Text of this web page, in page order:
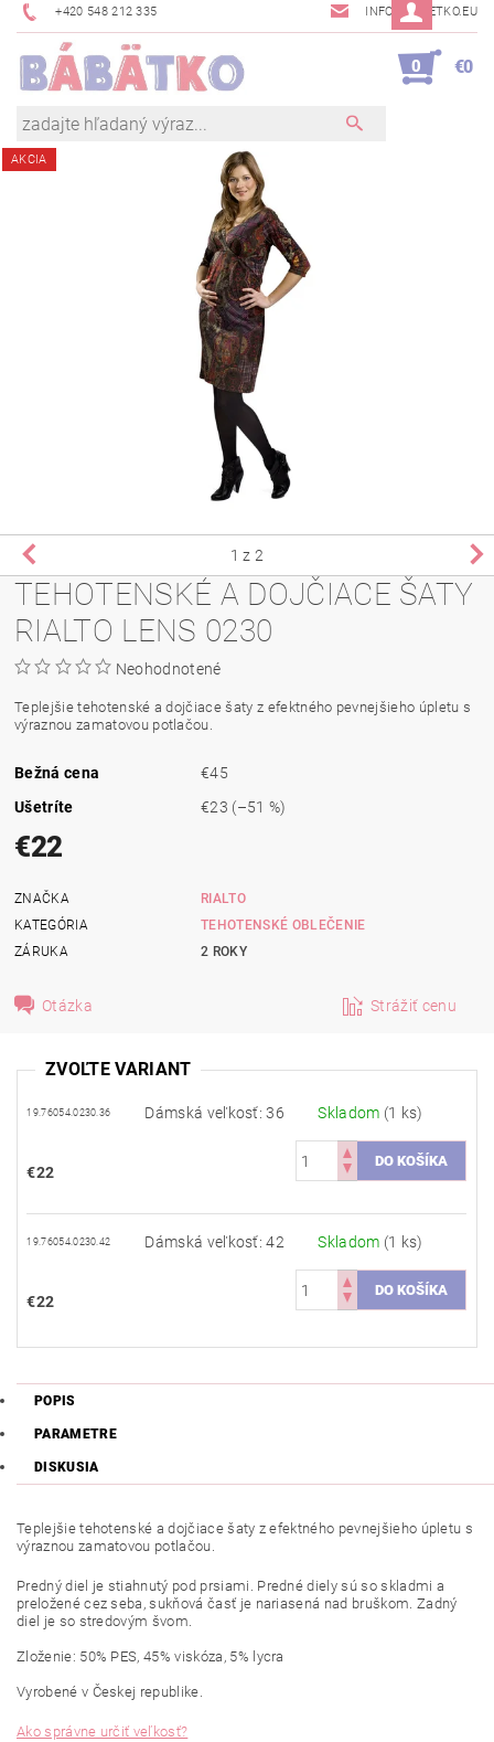
+420 548 212 335 INFO@BABETKO.EU
0 €0
AKCIA
1 z 2
TEHOTENSKÉ A DOJČIACE ŠATY
RIALTO LENS 0230
Neohodnotené
Teplejšie tehotenské a dojčiace šaty z efektného pevnejšieho úpletu s
výraznou zamatovou potlačou.
Bežná cena
€45
Ušetríte
€23 (–51 %)
€22
ZNAČKA
RIALTO
KATEGÓRIA
TEHOTENSKÉ OBLEČENIE
ZÁRUKA
2 ROKY
Otázka Strážiť cenu
ZVOĽTE VARIANT
19.76054.0230.36 Dámská veľkosť: 36 Skladom (1 ks)
€22
19.76054.0230.42 Dámská veľkosť: 42 Skladom (1 ks)
€22
POPIS
PARAMETRE
DISKUSIA
Teplejšietehotenské a dojčiace šaty z efektného pevnejšieho úpletu s
výraznou zamatovou potlačou.
Predný diel je stiahnutý pod prsiami. Predné diely sú so skladmi a
preložené cez seba, sukňová časť je nariasená nad bruškom. Zadný
diel je so stredovým švom.
Zloženie: 50% PES, 45% viskóza, 5% lycra
Vyrobené v Českej republike.
Ako správne určiť veľkosť?